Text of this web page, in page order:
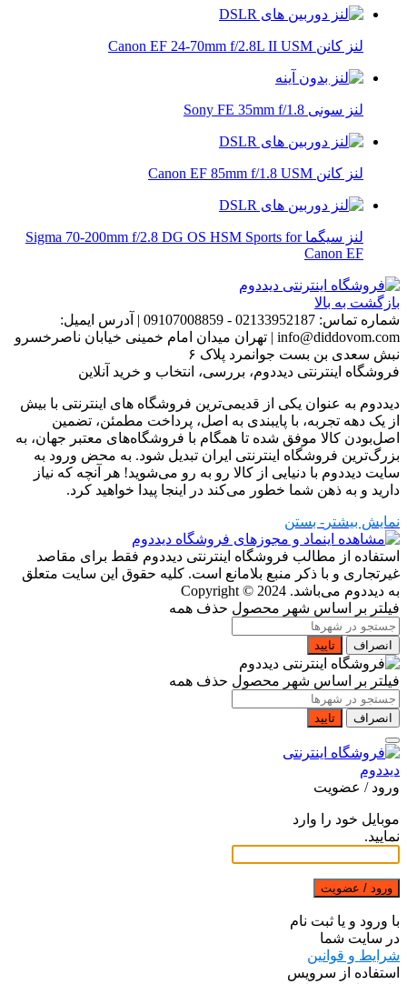
لنز کانن Canon EF 24-70mm f/2.8L II USM
لنز سونی Sony FE 35mm f/1.8
لنز کانن Canon EF 85mm f/1.8 USM
لنز سیگما Sigma 70-200mm f/2.8 DG OS HSM Sports for
Canon EF
بازگشت به بالا
شماره تماس: 02133952187 - 09107008859
| آدرس ایمیل:
info@diddovom.com
| تهران میدان امام خمینی خیابان ناصرخسرو
نبش سعدی بن بست جوانمرد پلاک ۶
فروشگاه اینترنتی دیددوم، بررسی، انتخاب و خرید آنلاین
دیددوم به عنوان یکی از قدیمی‌ترین فروشگاه های اینترنتی با بیش
از یک دهه تجربه، با پایبندی به اصل، پرداخت مطمئن، تضمین
اصل‌بودن کالا موفق شده تا همگام با فروشگاه‌های معتبر جهان، به
بزرگ‌ترین فروشگاه اینترنتی ایران تبدیل شود. به محض ورود به
سایت دیددوم با دنیایی از کالا رو به رو می‌شوید! هر آنچه که نیاز
دارید و به ذهن شما خطور می‌کند در اینجا پیدا خواهید کرد.
نمایش بیشتر - بستن
استفاده از مطالب فروشگاه اینترنتی دیددوم فقط برای مقاصد
غیرتجاری و با ذکر منبع بلامانع است. کلیه حقوق این سایت متعلق
به دیددوم می‌باشد. Copyright © 2024
فیلتر بر اساس شهر محصول حذف همه
انصراف تایید
فیلتر بر اساس شهر محصول حذف همه
انصراف تایید
ورود / عضویت
موبایل خود را وارد
نمایید.
ورود / عضویت
با ورود و یا ثبت نام
در سایت شما
شرایط و قوانین
استفاده از سرویس